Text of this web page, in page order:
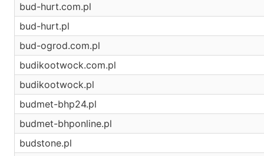
bud-hurt.com.pl
bud-hurt.pl
bud-ogrod.com.pl
budikootwock.com.pl
budikootwock.pl
budmet-bhp24.pl
budmet-bhponline.pl
budstone.pl